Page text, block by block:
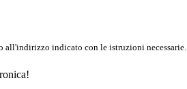
all'indirizzo indicato con le istruzioni necessarie.